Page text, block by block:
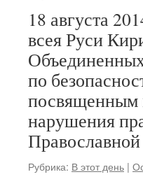
18 августа
всея Руси
по
посвященным
нарушения
Рубрика: В этот день |